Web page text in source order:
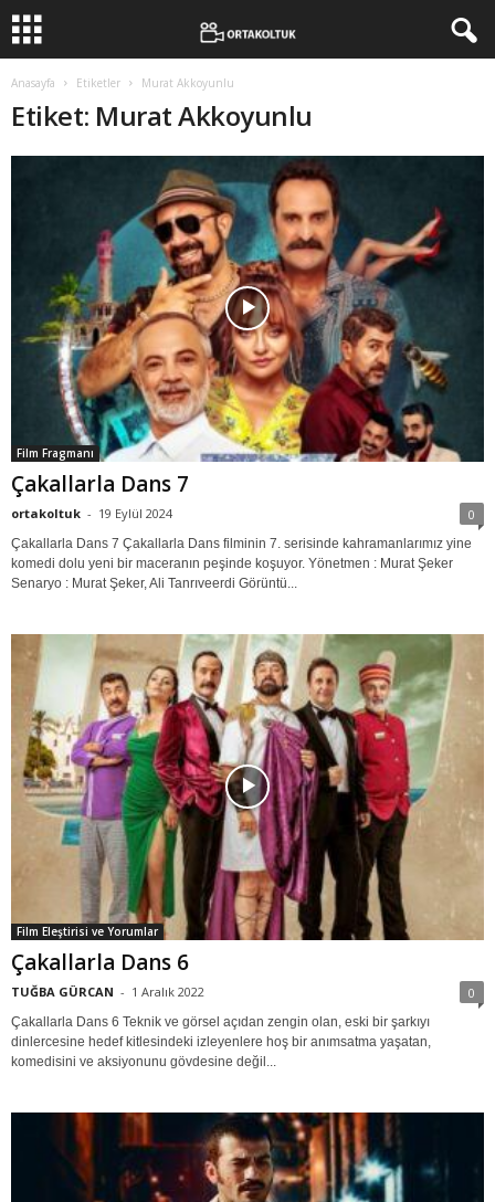
Anasayfa Etiketler Murat Akkoyunlu
Etiket: Murat Akkoyunlu
Film Fragmanı
Çakallarla Dans 7
ortakoltuk - 19 Eylül 2024 0
Çakallarla Dans 7 Çakallarla Dans filminin 7. serisinde kahramanlarımız yine
komedi dolu yeni bir maceranın peşinde koşuyor. Yönetmen : Murat Şeker
Senaryo : Murat Şeker, Ali Tanrıveerdi Görüntü...
Film Eleştirisi ve Yorumlar
Çakallarla Dans 6
TUĞBA GÜRCAN - 1 Aralık 2022 0
Çakallarla Dans 6 Teknik ve görsel açıdan zengin olan, eski bir şarkıyı
dinlercesine hedef kitlesindeki izleyenlere hoş bir anımsatma yaşatan,
komedisini ve aksiyonunu gövdesine değil...